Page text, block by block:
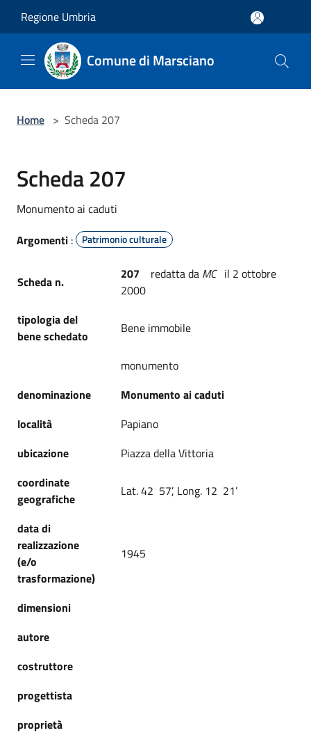
Regione Umbria
Comune di Marsciano
Home > Scheda 207
Scheda 207
Monumento ai caduti
Argomenti : Patrimonio culturale
Scheda n. 207 redatta da MC il 2 ottobre
2000
tipologia del
bene schedato
Bene immobile
monumento
denominazione
Monumento ai caduti
località
Papiano
ubicazione
Piazza della Vittoria
coordinate
geografiche
Lat. 42 57’, Long. 12 21’
data di
realizzazione
(e/o
trasformazione)
1945
dimensioni
autore
costruttore
progettista
proprietà